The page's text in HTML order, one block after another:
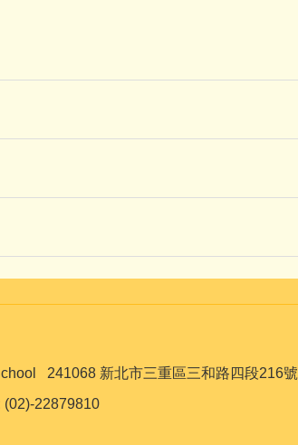
241068 新北市三重區三和路四段216號
22879810